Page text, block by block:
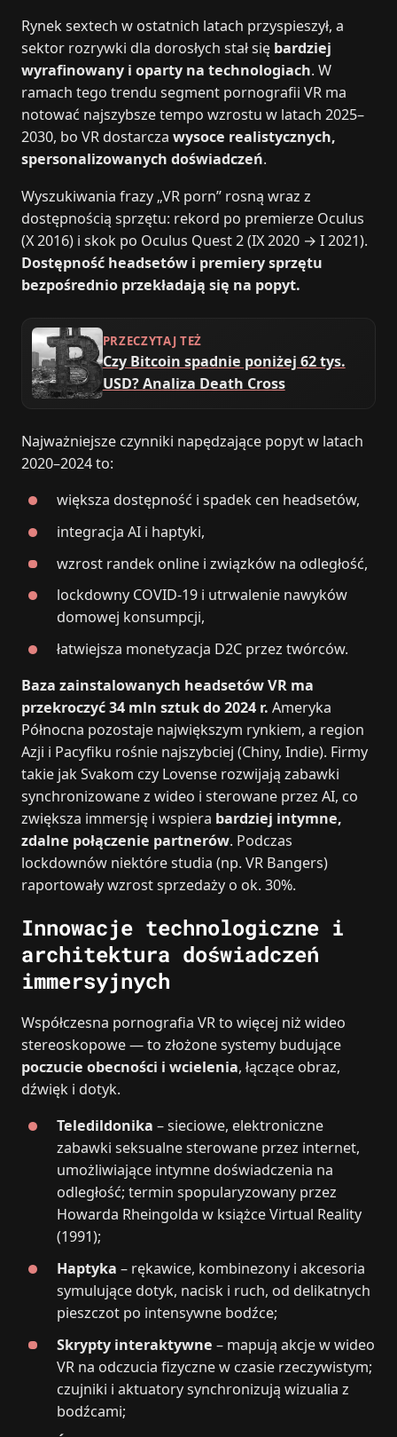
Rynek sextech w ostatnich latach przyspieszył, a
sektor rozrywki dla dorosłych stał się bardziej
wyrafinowany i oparty na technologiach. W
ramach tego trendu segment pornografii VR ma
notować najszybsze tempo wzrostu w latach 2025–
2030, bo VR dostarcza wysoce realistycznych,
spersonalizowanych doświadczeń.
Wyszukiwania frazy „VR porn” rosną wraz z
dostępnością sprzętu: rekord po premierze Oculus
(X 2016) i skok po Oculus Quest 2 (IX 2020 → I 2021).
Dostępność headsetów i premiery sprzętu
bezpośrednio przekładają się na popyt.
PRZECZYTAJ TEŻ
Czy Bitcoin spadnie poniżej 62 tys.
USD? Analiza Death Cross
Najważniejsze czynniki napędzające popyt w latach
2020–2024 to:
większa dostępność i spadek cen headsetów,
integracja AI i haptyki,
wzrost randek online i związków na odległość,
lockdowny COVID-19 i utrwalenie nawyków
domowej konsumpcji,
łatwiejsza monetyzacja D2C przez twórców.
Baza zainstalowanych headsetów VR ma
przekroczyć 34 mln sztuk do 2024 r. Ameryka
Północna pozostaje największym rynkiem, a region
Azji i Pacyfiku rośnie najszybciej (Chiny, Indie). Firmy
takie jak Svakom czy Lovense rozwijają zabawki
synchronizowane z wideo i sterowane przez AI, co
zwiększa immersję i wspiera bardziej intymne,
zdalne połączenie partnerów. Podczas
lockdownów niektóre studia (np. VR Bangers)
raportowały wzrost sprzedaży o ok. 30%.
Innowacje technologiczne i
architektura doświadczeń
immersyjnych
Współczesna pornografia VR to więcej niż wideo
stereoskopowe — to złożone systemy budujące
poczucie obecności i wcielenia, łączące obraz,
dźwięk i dotyk.
Teledildonika – sieciowe, elektroniczne
zabawki seksualne sterowane przez internet,
umożliwiające intymne doświadczenia na
odległość; termin spopularyzowany przez
Howarda Rheingolda w książce Virtual Reality
(1991);
Haptyka – rękawice, kombinezony i akcesoria
symulujące dotyk, nacisk i ruch, od delikatnych
pieszczot po intensywne bodźce;
Skrypty interaktywne – mapują akcje w wideo
VR na odczucia fizyczne w czasie rzeczywistym;
czujniki i aktuatory synchronizują wizualia z
bodźcami;